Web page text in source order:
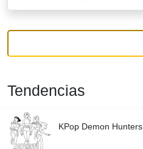
Tendencias
KPop Demon Hunters